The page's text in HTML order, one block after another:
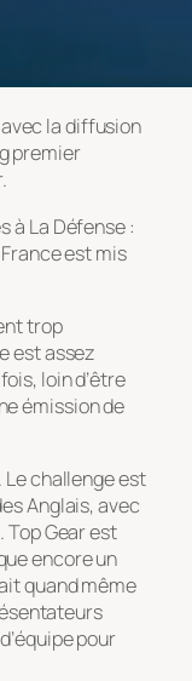
la diffusion
premier
à La Défense :
est mis
trop
est assez
loin d’être
émission de
Le challenge est
Anglais, avec
Top Gear est
encore un
quand même
pour